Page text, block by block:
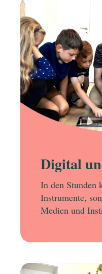
Digital
In den Stunden
Instrumente,
Medien und